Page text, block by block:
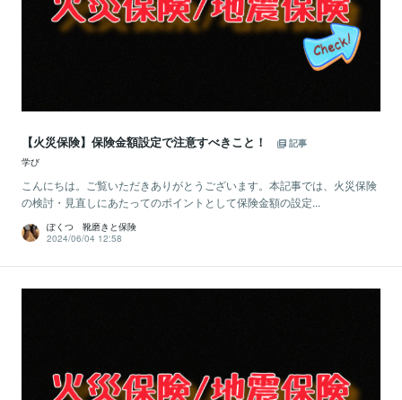
【火災保険】保険金額設定で注意すべきこと！
記事
学び
こんにちは。ご覧いただきありがとうございます。本記事では、火災保険
の検討・見直しにあたってのポイントとして保険金額の設定...
ぽくつ 靴磨きと保険
2024/06/04 12:58